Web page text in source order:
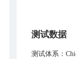
测试数据
测试体系：